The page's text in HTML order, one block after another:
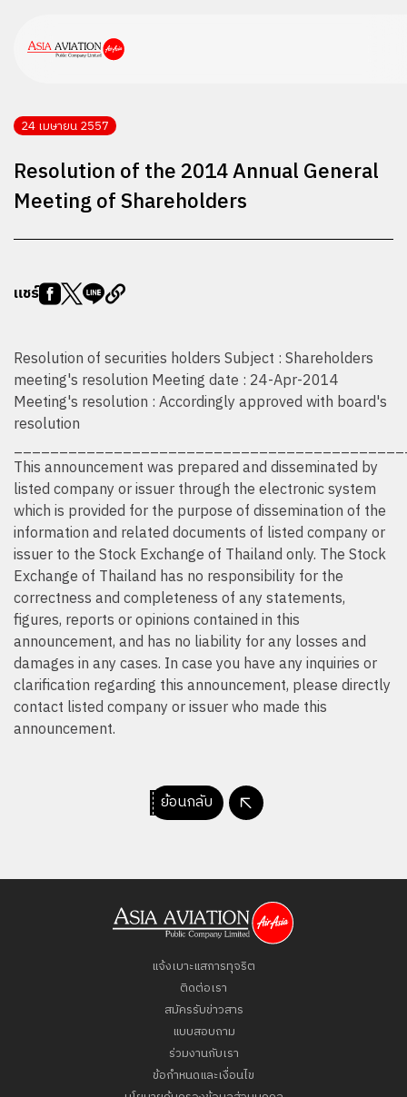
24 เมษายน 2557
Resolution of the 2014 Annual General
Meeting of Shareholders
แชร์
Resolution of securities holders Subject : Shareholders
meeting's resolution Meeting date : 24-Apr-2014
Meeting's resolution : Accordingly approved with board's
resolution
This announcement was prepared and disseminated by
listed company or issuer through the electronic system
which is provided for the purpose of dissemination of the
information and related documents of listed company or
issuer to the Stock Exchange of Thailand only. The Stock
Exchange of Thailand has no responsibility for the
correctness and completeness of any statements,
figures, reports or opinions contained in this
announcement, and has no liability for any losses and
damages in any cases. In case you have any inquiries or
clarification regarding this announcement, please directly
contact listed company or issuer who made this
announcement.
ย้อนกลับ
แจ้งเบาะแสการทุจริต
ติดต่อเรา
สมัครรับข่าวสาร
แบบสอบถาม
ร่วมงานกับเรา
ข้อกำหนดและเงื่อนไข